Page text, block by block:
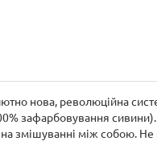
нова, революційна
зафарбовування
змішуванні між собою.